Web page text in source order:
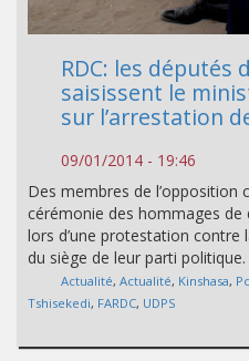
RDC: les députés
saisissent le
sur l’arrestation
09/01/2014 - 19:46
Des membres de l’opposition
cérémonie des hommages de
lors d’une protestation contre
du siège de leur parti
Actualité, Actualité, Kinshasa,
Tshisekedi, FARDC, UDPS